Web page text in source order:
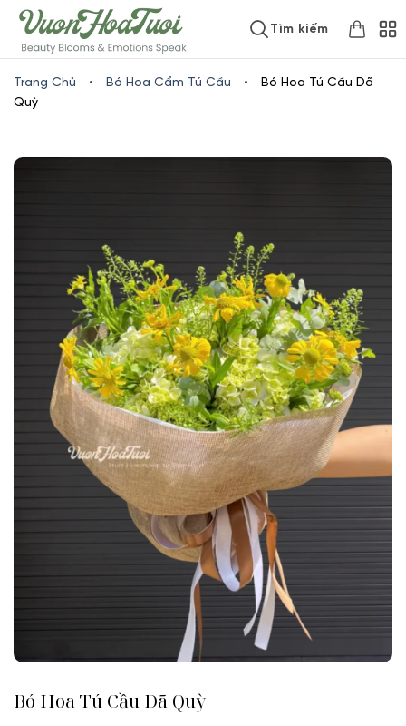
www.vuonhoatuoi.vnSkip
to
content
Tìm kiếm
Trang Chủ • Bó Hoa Cẩm Tú Cầu •
Bó Hoa Tú Cầu Dã
Quỳ
Bó Hoa Tú Cầu Dã Quỳ